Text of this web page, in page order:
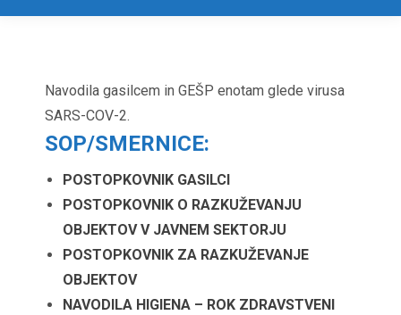
Navodila gasilcem in GEŠP enotam glede virusa
SARS-COV-2.
SOP/SMERNICE:
POSTOPKOVNIK GASILCI
POSTOPKOVNIK O RAZKUŽEVANJU
OBJEKTOV V JAVNEM SEKTORJU
POSTOPKOVNIK ZA RAZKUŽEVANJE
OBJEKTOV
NAVODILA HIGIENA – ROK ZDRAVSTVENI